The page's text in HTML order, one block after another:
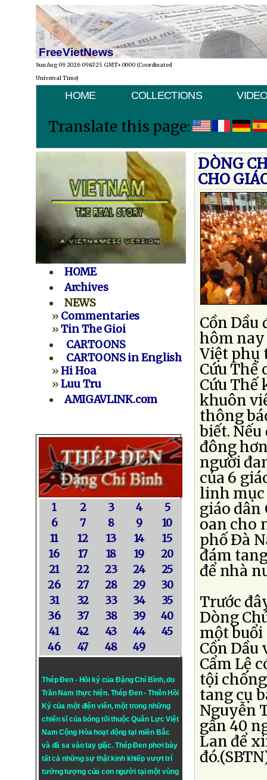
FreeVietNews
Sun Aug 09 2026 09:47:25 GMT+0000 (Coordinated
Universal Time)
HOME COLLECTIONS
Translate this page:
HOME
Archives
NEWS
» Commentaries
»Tin The Gioi
CARTOONS
CARTOONS in English
»Hi Hoa
»Luu Tru
AMIGAVLINK.com
1 2 3 4
5
6
7 8 9
10
11
12 13 14
15
16
17 18 19
20
21
22 23 24
25
26
27 28 29
30
31
32 33 34
35
36
37 38 39
40
41
42 43 44
45
46
47 48 49
Thép Đen - Hồi ký của Đặng Chí Bình, do
Trần Nam thực hiện. Thép Đen- Thiên Hồi
Ký của một điện viên, một trong những
chiến sĩ của bóng tối thuộc Quân Lực Việt
Nam Cộng Hòa hoạt động tại miền Bắc
và đã sa vào tay giặc. Thép Đen phơi bày
tất cả những sự thật kinh khiếp vượt trí
tưởng tượng của con người tại một vùng
DÒNG
CHO
Cồn Dầu
hôm nay
Việt phụ
Cứu Thế
Cứu Thế
khuôn
thông
biết.
đông
người
của 6
linh mục
giáo dân
oan cho
phố Ðà
đám
để nhà
Trước
Dòng
một buổi
Cồn Dầu
Cẩm Lệ
tội
tang cụ
Nguyễn
gần 40
Lan để